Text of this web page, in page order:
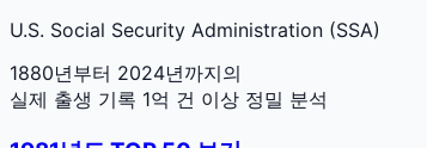
U.S. Social Security Administration (SSA)
1880년부터 2024년까지의
실제 출생 기록 1억 건 이상 정밀 분석